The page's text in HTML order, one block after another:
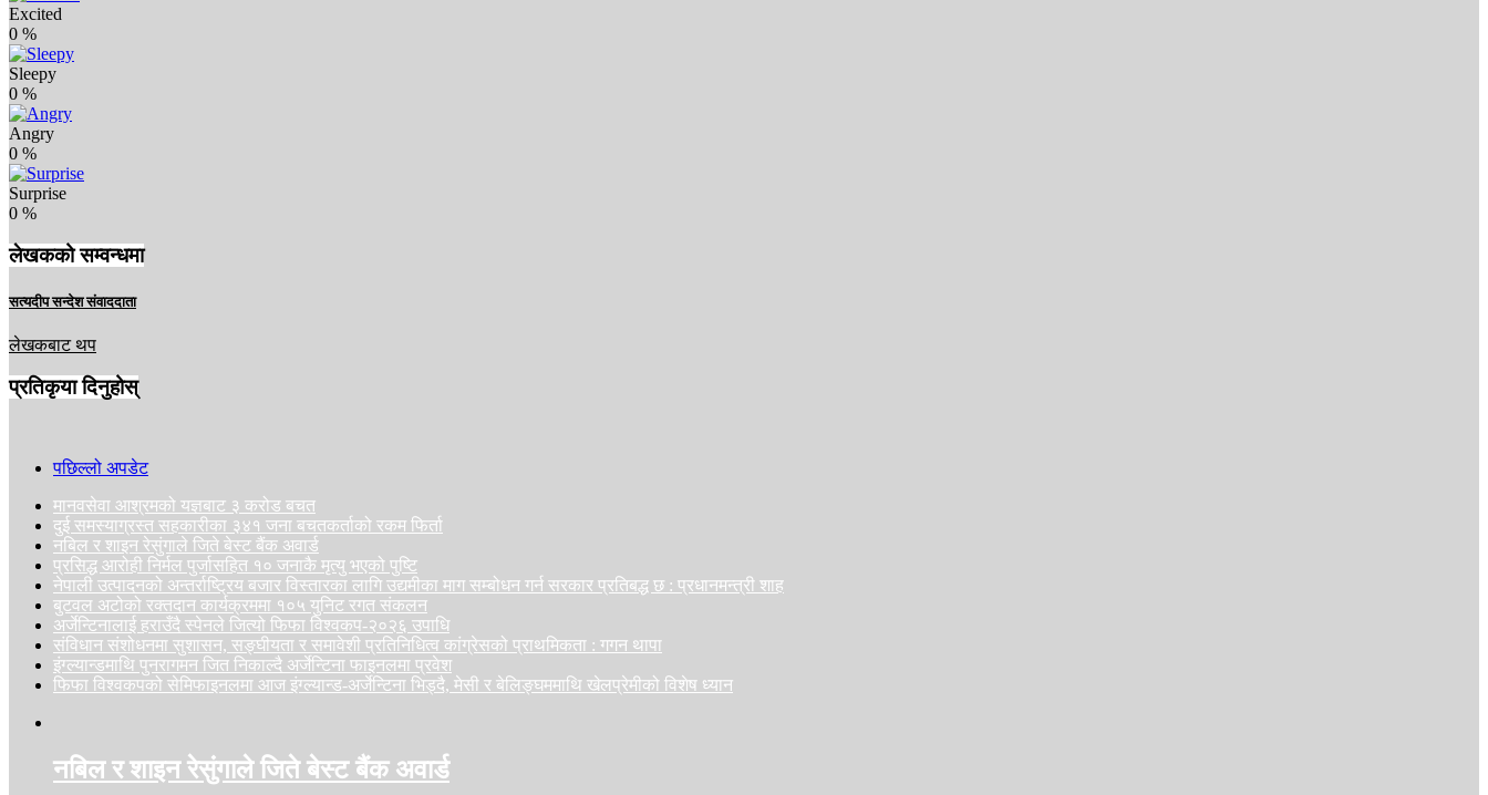
Excited
0 %
Sleepy
0 %
Angry
0 %
Surprise
0 %
लेखकको सम्वन्धमा
सत्यदीप सन्देश संवाददाता
लेखकबाट थप
प्रतिकृया दिनुहोस्
पछिल्लो अपडेट
मानवसेवा आश्रमको यज्ञबाट ३ करोड बचत
दुई समस्याग्रस्त सहकारीका ३४१ जना बचतकर्ताको रकम फिर्ता
नबिल र शाइन रेसुंगाले जिते बेस्ट बैंक अवार्ड
प्रसिद्ध आरोही निर्मल पुर्जासहित १० जनाकै मृत्यु भएको पुष्टि
नेपाली उत्पादनको अन्तर्राष्ट्रिय बजार विस्तारका लागि उद्यमीका माग सम्बोधन गर्न सरकार प्रतिबद्ध छ : प्रधानमन्त्री शाह
बुटवल अटोको रक्तदान कार्यक्रममा १०५ युनिट रगत संकलन
अर्जेन्टिनालाई हराउँदै स्पेनले जित्यो फिफा विश्वकप-२०२६ उपाधि
संविधान संशोधनमा सुशासन, सङ्घीयता र समावेशी प्रतिनिधित्व कांग्रेसको प्राथमिकता : गगन थापा
इंग्ल्यान्डमाथि पुनरागमन जित निकाल्दै अर्जेन्टिना फाइनलमा प्रवेश
फिफा विश्वकपको सेमिफाइनलमा आज इंग्ल्यान्ड-अर्जेन्टिना भिड्दै, मेसी र बेलिङ्घममाथि खेलप्रेमीको विशेष ध्यान
नबिल र शाइन रेसुंगाले जिते बेस्ट बैंक अवार्ड